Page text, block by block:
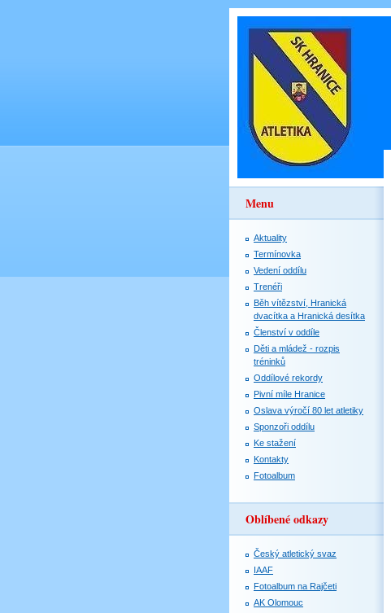
Menu
Aktuality
Termínovka
Vedení oddílu
Trenéři
Běh vítězství, Hranická
dvacítka a Hranická desítka
Členství v oddíle
Děti a mládež - rozpis
tréninků
Oddílové rekordy
Pivní míle Hranice
Oslava výročí 80 let atletiky
Sponzoři oddílu
Ke stažení
Kontakty
Fotoalbum
Oblíbené odkazy
Český atletický svaz
IAAF
Fotoalbum na Rajčeti
AK Olomouc